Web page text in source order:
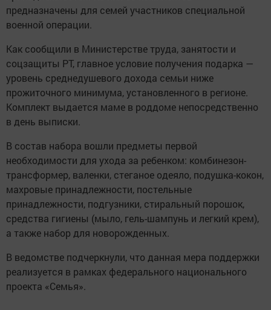
предназначены для семей участников специальной
военной операции.
Как сообщили в Министерстве труда, занятости и
соцзащиты РТ, главное условие получения подарка —
уровень среднедушевого дохода семьи ниже
прожиточного минимума, установленного в регионе.
Комплект выдается маме в роддоме непосредственно
в день выписки.
В состав набора вошли предметы первой
необходимости для ухода за ребенком: комбинезон-
трансформер, валенки, стеганое одеяло, подушка-кокон,
махровые принадлежности, постельные
принадлежности, подгузники, стиральный порошок,
средства гигиены (мыло, гель-шампунь и легкий крем),
а также набор для новорожденных.
В ведомстве подчеркнули, что данная мера поддержки
реализуется в рамках федерального национального
проекта «Семья».